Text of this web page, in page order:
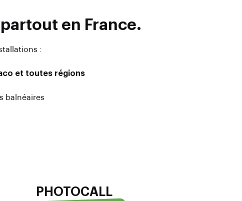
en France.
:
et toutes régions
balnéaires
PHOTOCALL